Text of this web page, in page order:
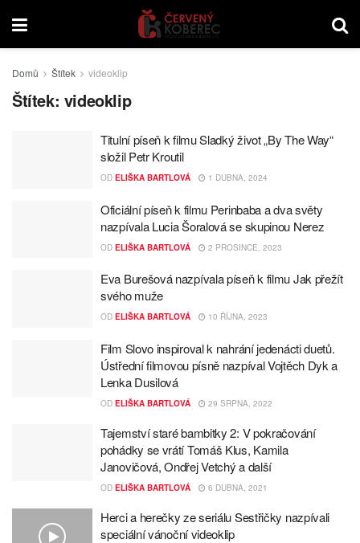
Domů Štítek videoklip
Štítek: videoklip
Titulní píseň k filmu Sladký život „By The Way“
složil Petr Kroutil
OD ELIŠKA BARTLOVÁ 1 DUBNA, 2024
Oficiální píseň k filmu Perinbaba a dva světy
nazpívala Lucia Šoralová se skupinou Nerez
OD ELIŠKA BARTLOVÁ 2 PROSINCE, 2023
Eva Burešová nazpívala píseň k filmu Jak přežít
svého muže
OD ELIŠKA BARTLOVÁ 10 ŘÍJNA, 2023
Film Slovo inspiroval k nahrání jedenácti duetů.
Ústřední filmovou písně nazpíval Vojtěch Dyk a
Lenka Dusilová
OD ELIŠKA BARTLOVÁ 29 SRPNA, 2022
Tajemství staré bambitky 2: V pokračování
pohádky se vrátí Tomáš Klus, Kamila
Janovičová, Ondřej Vetchý a další
OD ELIŠKA BARTLOVÁ 6 DUBNA, 2021
Herci a herečky ze seriálu Sestřičky nazpívali
speciální vánoční videoklip